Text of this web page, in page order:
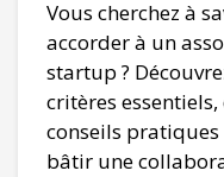
Vous cherchez à
accorder à un
startup ?
critères
conseils
bâtir une